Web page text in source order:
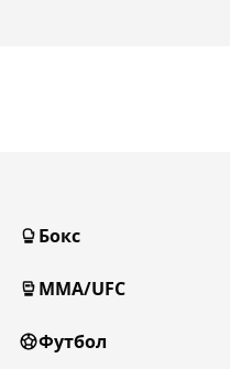
Бокс
MMA/UFC
Футбол